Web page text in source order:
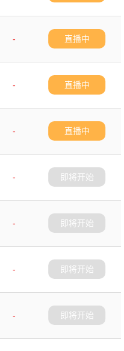
-
直播中
-
直播中
-
直播中
-
即将开始
-
即将开始
-
即将开始
-
即将开始